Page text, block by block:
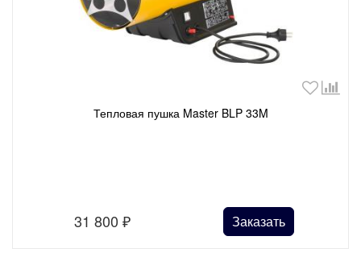
Тепловая пушка Master BLP 33M
31 800₽ Заказать